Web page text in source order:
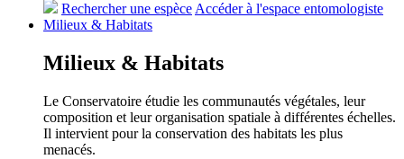
Rechercher une espèce Accéder à l'espace entomologiste
Milieux & Habitats
Milieux & Habitats
Le Conservatoire étudie les communautés végétales, leur
composition et leur organisation spatiale à différentes échelles.
Il intervient pour la conservation des habitats les plus
menacés.